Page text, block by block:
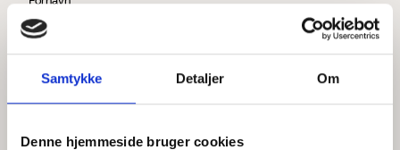
Samtykke Detaljer Om
Denne hjemmeside bruger cookies
Efternavn